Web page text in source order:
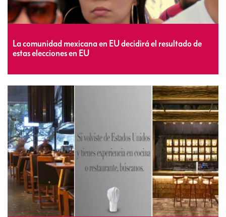
La comunidad mexicana en EU decidirá el resultado de
estas elecciones en EU